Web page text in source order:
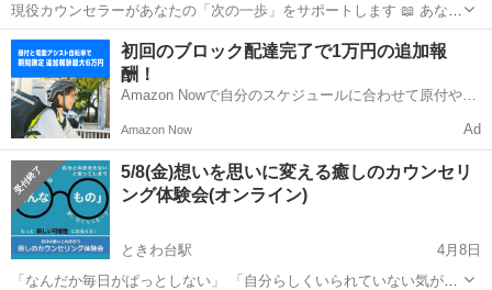
現役カウンセラーがあなたの「次の一歩」をサポートします 📖 あなた
は今、こんなことで悩んでいませんか？ □クライアントの満足度が気
になる □せっかく資格を取ったのに、思ったようにカウンセリング活
動が進まない □カ...
東京 板橋区 ときわ台駅 その他 心理
初回のブロック配達完了で1万円の追加報
酬！
Amazon Nowで自分のスケジュールに合わせて原付や電
Amazon Now Ad
5/8(金)想いを思いに変える癒しのカウンセリ
ング体験会(オンライン)
ときわ台駅
4月8日
「なんだか毎日がぱっとしない」 「自分らしくいられていない気がす